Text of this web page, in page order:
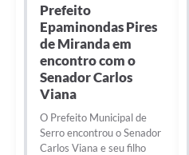
Prefeito
Epaminondas Pires
de Miranda em
encontro com o
Senador Carlos
Viana
O Prefeito Municipal de
Serro encontrou o Senador
Carlos Viana e seu filho